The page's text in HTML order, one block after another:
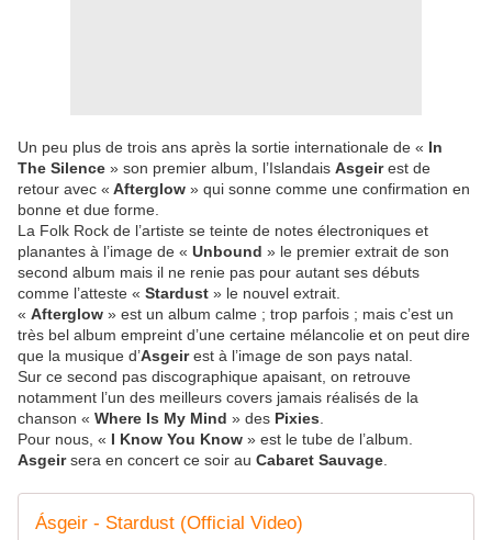
Un peu plus de trois ans après la sortie internationale de « In
The Silence » son premier album, l’Islandais Asgeirest de
retour avec « Afterglow » qui sonne comme une confirmation en
bonne et due forme.
La Folk Rock de l’artiste se teinte de notes électroniques et
planantes à l’image de « Unbound » le premier extrait de son
second album mais il ne renie pas pour autant ses débuts
comme l’atteste « Stardust » le nouvel extrait.
« Afterglow » est un album calme ; trop parfois ; mais c’est un
très bel album empreint d’une certaine mélancolie et on peut dire
que la musique d’Asgeirest à l’image de son pays natal.
Sur ce second pas discographique apaisant, on retrouve
notamment l’un des meilleurs covers jamais réalisés de la
chanson « Where Is My Mind » des Pixies
Pour nous, « I Know You Know » est le tube de l’album.
Asgeirsera en concert ce soir au Cabaret Sauvage
Ásgeir - Stardust (Official Video)